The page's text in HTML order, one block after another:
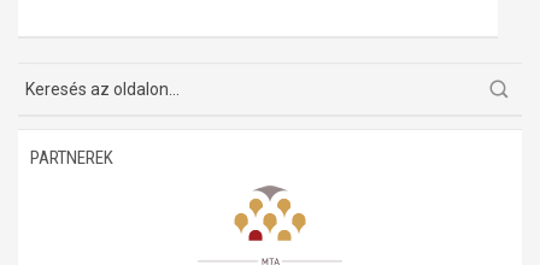
A trianoni szerződés
PARTNEREK